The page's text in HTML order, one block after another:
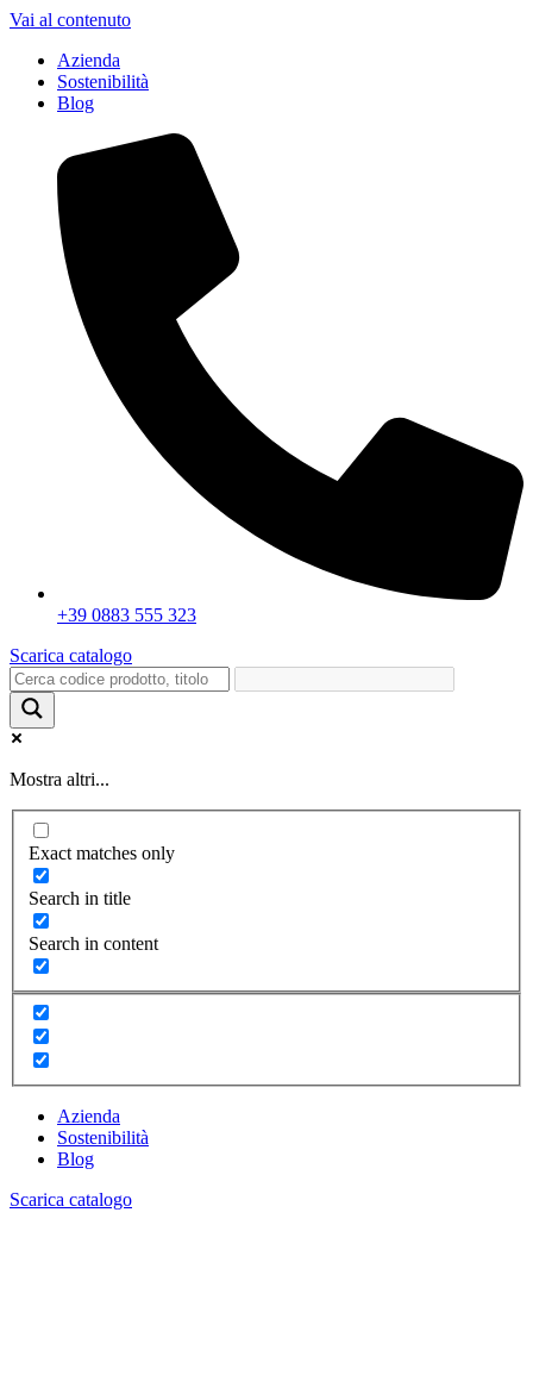
Vai al contenuto
Azienda
Sostenibilità
Blog
+39 0883 555 323
Scarica catalogo
Mostra altri...
Exact matches only
Search in title
Search in content
Azienda
Sostenibilità
Blog
Scarica catalogo